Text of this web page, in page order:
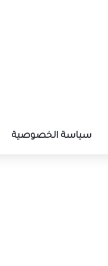
سياسة الخصوصية